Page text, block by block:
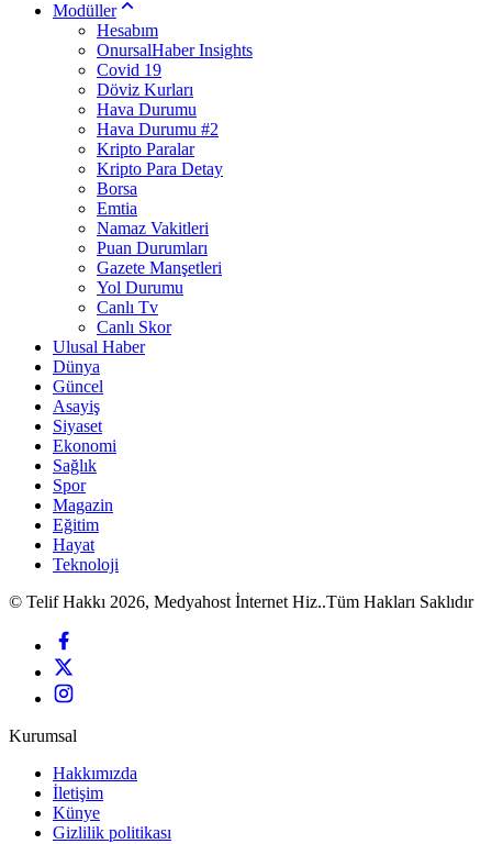
Modüller
Hesabım
OnursalHaber Insights
Covid 19
Döviz Kurları
Hava Durumu
Hava Durumu #2
Kripto Paralar
Kripto Para Detay
Borsa
Emtia
Namaz Vakitleri
Puan Durumları
Gazete Manşetleri
Yol Durumu
Canlı Tv
Canlı Skor
Ulusal Haber
Dünya
Güncel
Asayiş
Siyaset
Ekonomi
Sağlık
Spor
Magazin
Eğitim
Hayat
Teknoloji
© Telif Hakkı 2026, Medyahost İnternet Hiz..Tüm Hakları Saklıdır
Kurumsal
Hakkımızda
İletişim
Künye
Gizlilik politikası